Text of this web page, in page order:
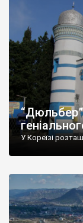
У Кореїзі